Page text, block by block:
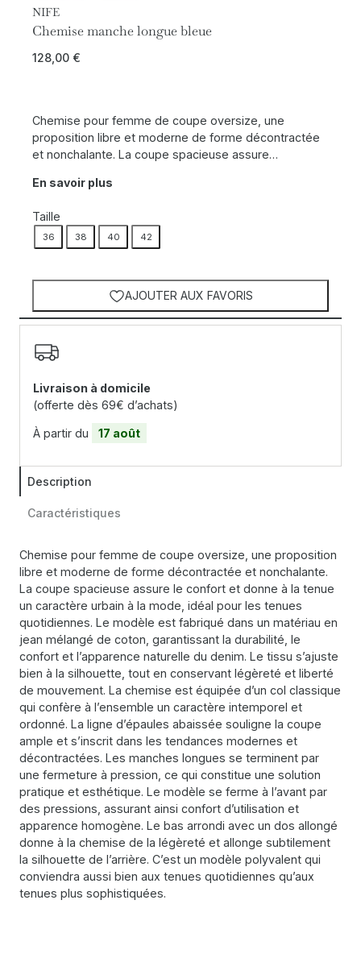
NIFE
Chemise manche longue bleue
128,00 €
Chemise pour femme de coupe oversize, une
proposition libre et moderne de forme décontractée
et nonchalante. La coupe spacieuse assure…
En savoir plus
Taille
36 38 40 42
AJOUTER AUX FAVORIS
Livraison à domicile
(offerte dès 69€ d’achats)
À partir du 17 août
Description
Caractéristiques
Chemise pour femme de coupe oversize, une proposition
libre et moderne de forme décontractée et nonchalante.
La coupe spacieuse assure le confort et donne à la tenue
un caractère urbain à la mode, idéal pour les tenues
quotidiennes. Le modèle est fabriqué dans un matériau en
jean mélangé de coton, garantissant la durabilité, le
confort et l’apparence naturelle du denim. Le tissu s’ajuste
bien à la silhouette, tout en conservant légèreté et liberté
de mouvement. La chemise est équipée d’un col classique
qui confère à l’ensemble un caractère intemporel et
ordonné. La ligne d’épaules abaissée souligne la coupe
ample et s’inscrit dans les tendances modernes et
décontractées. Les manches longues se terminent par
une fermeture à pression, ce qui constitue une solution
pratique et esthétique. Le modèle se ferme à l’avant par
des pressions, assurant ainsi confort d’utilisation et
apparence homogène. Le bas arrondi avec un dos allongé
donne à la chemise de la légèreté et allonge subtilement
la silhouette de l’arrière. C’est un modèle polyvalent qui
conviendra aussi bien aux tenues quotidiennes qu’aux
tenues plus sophistiquées.